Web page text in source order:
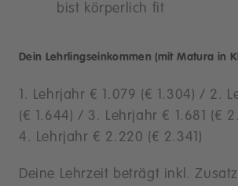
bist körperlich fit
Dein Lehrlingseinkommen (mit Matura in
1. Lehrjahr € 1.079 (€ 1.304) / 2.
(€ 1.644) / 3. Lehrjahr € 1.681 (€
4. Lehrjahr € 2.220 (€ 2.341)
Deine Lehrzeit beträgt inkl.